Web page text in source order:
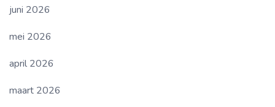
juni 2026
mei 2026
april 2026
maart 2026